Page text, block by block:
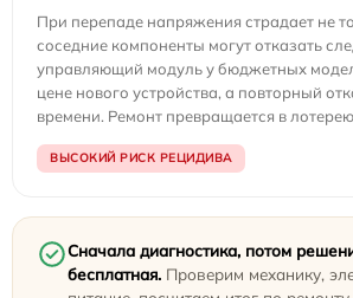
При перепаде напряжения страдает не
соседние компоненты могут отказать
управляющий модуль у бюджетных
цене нового устройства, а повторный
времени. Ремонт превращается в
ВЫСОКИЙ РИСК РЕЦИДИВА
Сначала диагностика, потом
бесплатная. Проверим механику,